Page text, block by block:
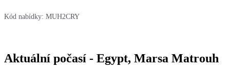
Kód nabídky: MUH2CRY
Aktuální počasí - Egypt, Marsa Matrouh